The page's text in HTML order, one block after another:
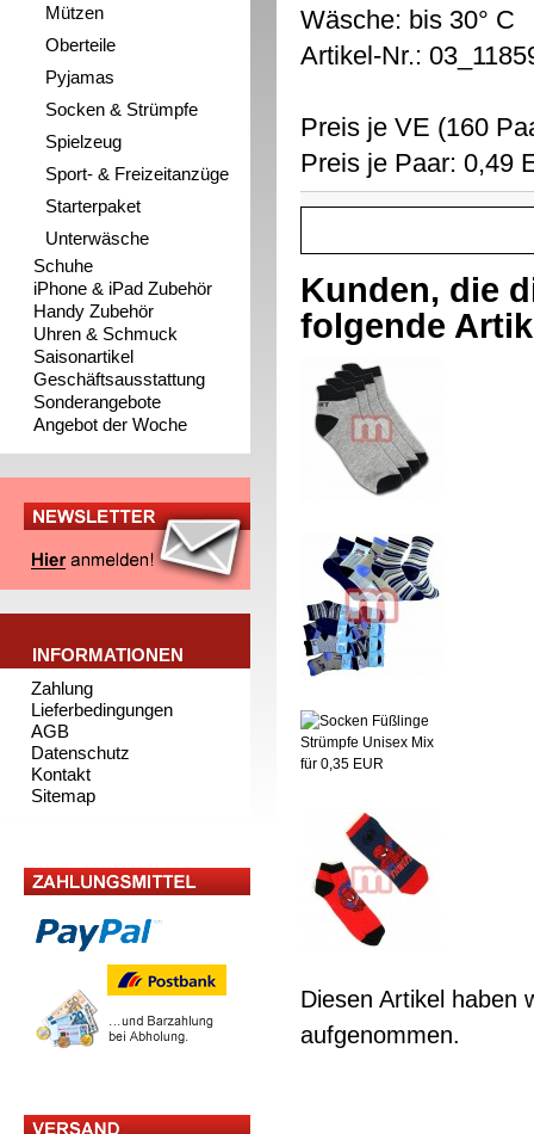
Mützen
Oberteile
Pyjamas
Socken & Strümpfe
Spielzeug
Sport- & Freizeitanzüge
Starterpaket
Unterwäsche
Schuhe
iPhone & iPad Zubehör
Handy Zubehör
Uhren & Schmuck
Saisonartikel
Geschäftsausstattung
Sonderangebote
Angebot der Woche
INFORMATIONEN
Zahlung
Lieferbedingungen
AGB
Datenschutz
Kontakt
Sitemap
Wäsche: bis 30° C
Artikel-Nr.:
Preis je VE (160
Preis je Paar: 0,49
Kunden, die
folgende
Diesen Artikel haben
aufgenommen.